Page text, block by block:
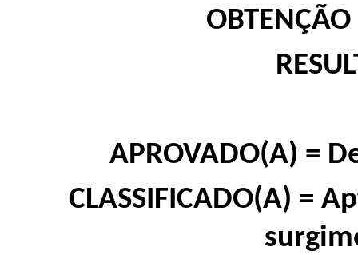
APROVADO(A) =
CLASSIFICADO(A) =